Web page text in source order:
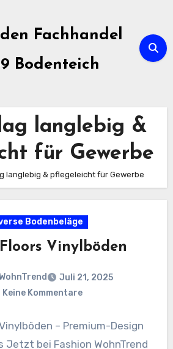
Fachhandel
Bodenteich
langlebig &
für Gewerbe
langlebig & pflegeleicht für Gewerbe
Bodenbeläge
Vinylböden
Juli 21, 2025
Keine Kommentare
– Premium-Design
Jetzt bei Fashion WohnTrend